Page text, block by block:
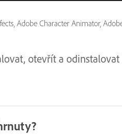
Adobe Character Animator,
otevřít a odinstalovat